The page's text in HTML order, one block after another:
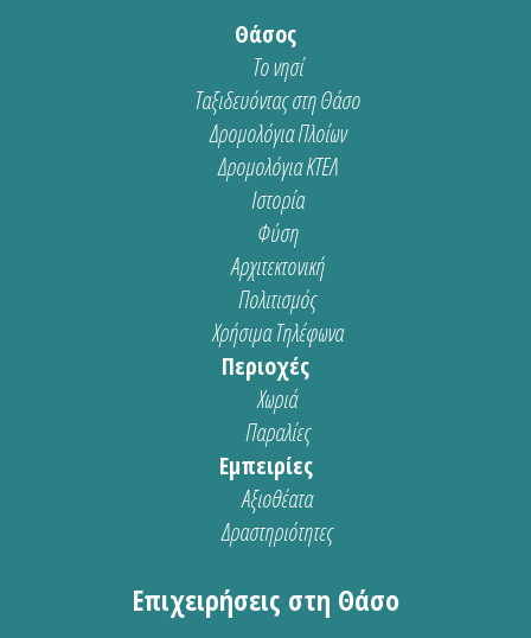
Θάσος
Το νησί
Ταξιδευόντας στη Θάσο
Δρομολόγια Πλοίων
Δρομολόγια ΚΤΕΛ
Ιστορία
Φύση
Αρχιτεκτονική
Πολιτισμός
Χρήσιμα Τηλέφωνα
Περιοχές
Χωριά
Παραλίες
Εμπειρίες
Αξιοθέατα
Δραστηριότητες
Επιχειρήσεις στη Θάσο